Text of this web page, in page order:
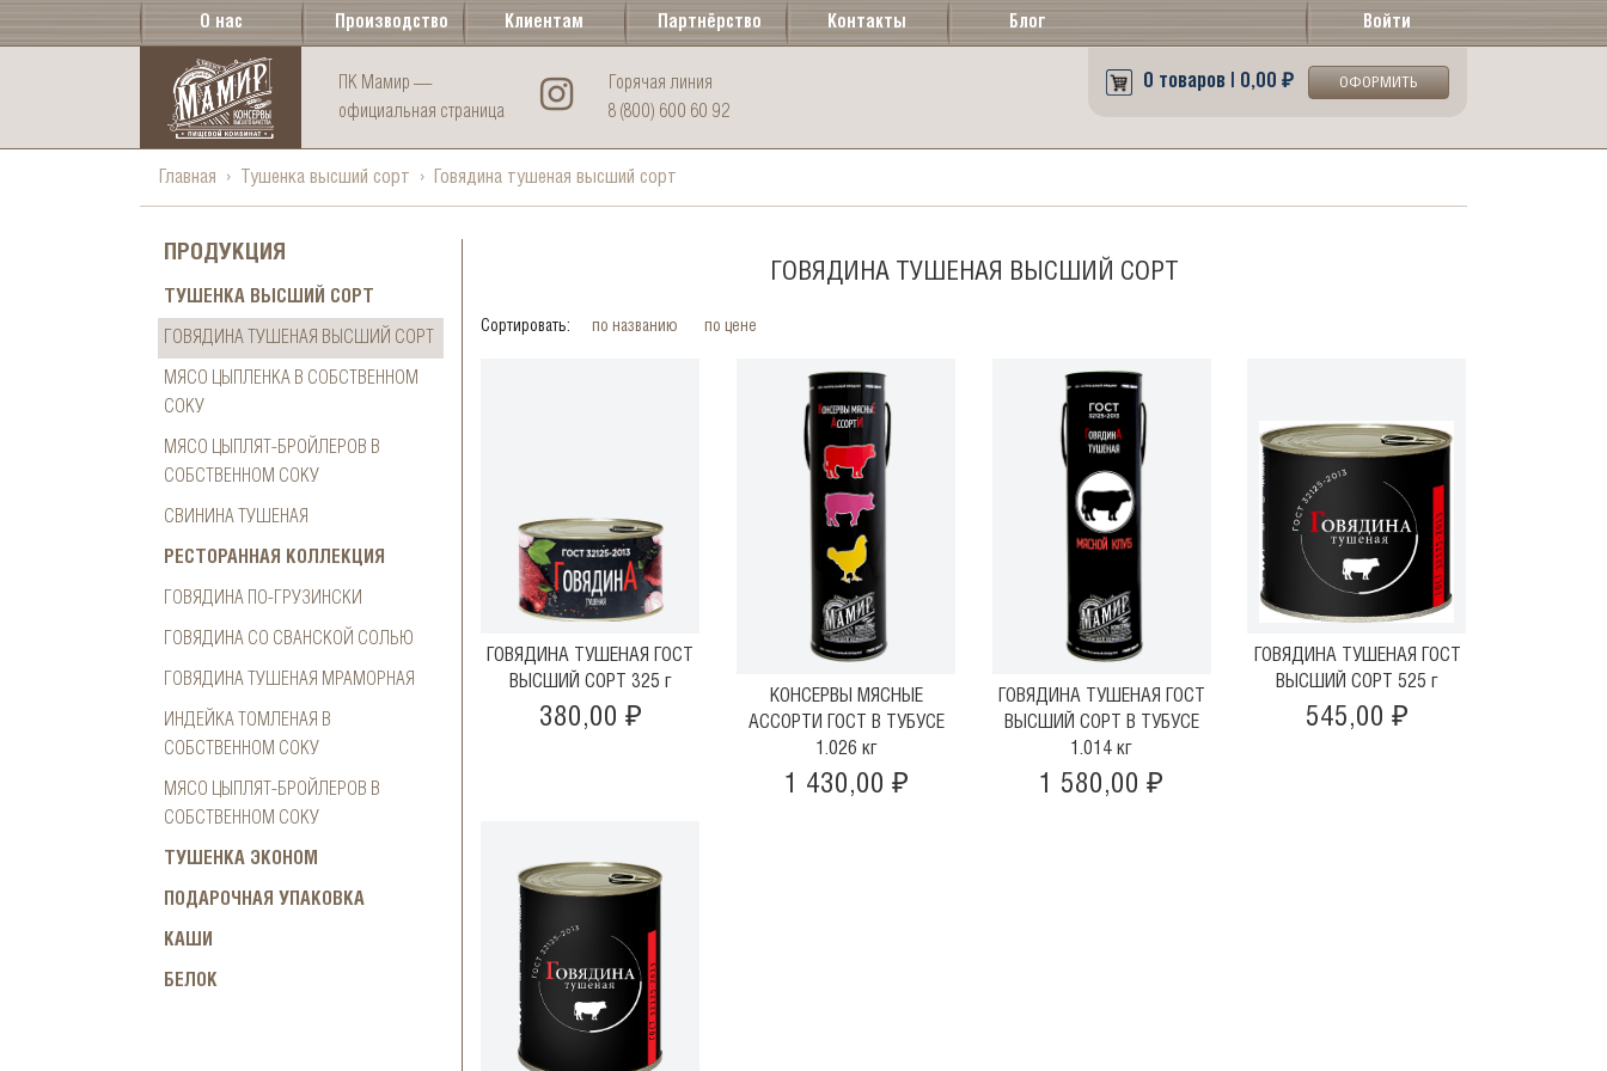
О нас Производство Клиентам Партнёрство Контакты Блог Войти
ПК Мамир —
официальная страница
Горячая линия
8 (800) 600 60 92
0 товаров | 0,00 ₽ ОФОРМИТЬ
Главная Тушенка высший сорт Говядина тушеная высший сорт
ПРОДУКЦИЯ
ТУШЕНКА ВЫСШИЙ СОРТ
ГОВЯДИНА ТУШЕНАЯ ВЫСШИЙ СОРТ
МЯСО ЦЫПЛЕНКА В СОБСТВЕННОМ
СОКУ
МЯСО ЦЫПЛЯТ-БРОЙЛЕРОВ В
СОБСТВЕННОМ СОКУ
СВИНИНА ТУШЕНАЯ
РЕСТОРАННАЯ КОЛЛЕКЦИЯ
ГОВЯДИНА ПО-ГРУЗИНСКИ
ГОВЯДИНА СО СВАНСКОЙ СОЛЬЮ
ГОВЯДИНА ТУШЕНАЯ МРАМОРНАЯ
ИНДЕЙКА ТОМЛЕНАЯ В
СОБСТВЕННОМ СОКУ
МЯСО ЦЫПЛЯТ-БРОЙЛЕРОВ В
СОБСТВЕННОМ СОКУ
ТУШЕНКА ЭКОНОМ
ПОДАРОЧНАЯ УПАКОВКА
КАШИ
БЕЛОК
ГОВЯДИНА ТУШЕНАЯ ВЫСШИЙ СОРТ
Сортировать: по названию по цене
ГОВЯДИНА ТУШЕНАЯ ГОСТ
ВЫСШИЙ СОРТ 325 г
380,00 ₽
КОНСЕРВЫ МЯСНЫЕ
АССОРТИ ГОСТ В ТУБУСЕ
1.026 кг
1 430,00 ₽
ГОВЯДИНА ТУШЕНАЯ ГОСТ
ВЫСШИЙ СОРТ В ТУБУСЕ
1.014 кг
1 580,00 ₽
ГОВЯДИНА ТУШЕНАЯ ГОСТ
ВЫСШИЙ СОРТ 525 г
545,00 ₽